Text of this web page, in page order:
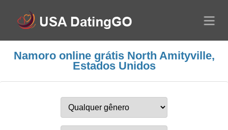
Namoro online grátis North Amityville,
Estados Unidos